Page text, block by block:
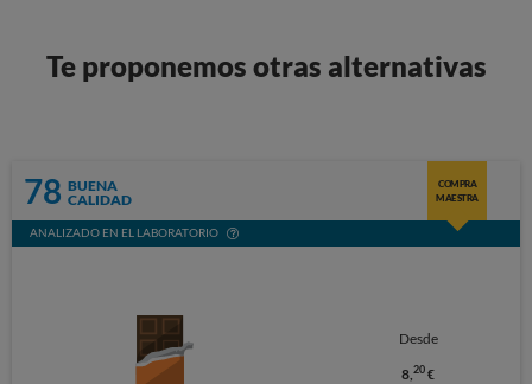
Te proponemos otras alternativas
78 BUENA
CALIDAD
COMPRA
MAESTRA
ANALIZADO EN EL LABORATORIO
Desde
8,20 €